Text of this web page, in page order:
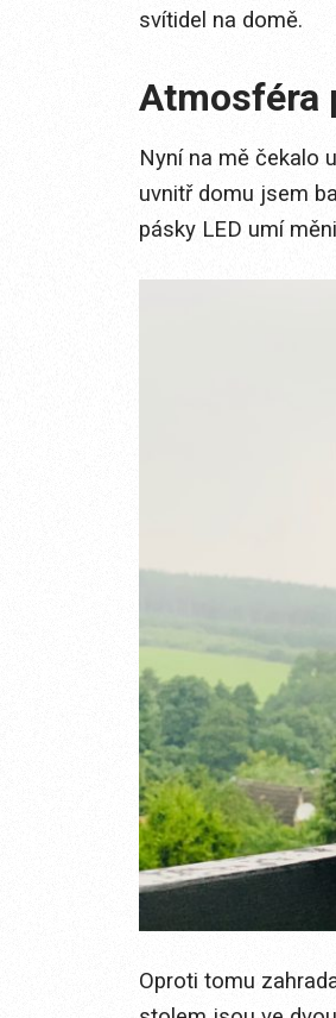
svítidel na domě.
Atmosféra
Nyní na mě čekalo
uvnitř domu jsem
pásky LED umí
Oproti tomu